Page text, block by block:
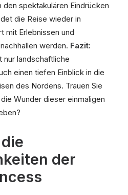
den spektakulären Eindrücken
die Reise wieder in
mit Erlebnissen und
werden. Fazit:
nur landschaftliche
einen tiefen Einblick in die
des Nordens. Trauen Sie
Wunder dieser einmaligen
der